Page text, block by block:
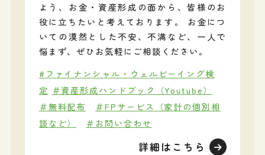
よう、お金・資産形成の面から、皆様のお
役に立ちたいと考えております。 お金につ
いての漠然とした不安、不満など、一人で
悩まず、ぜひお気軽にご相談ください。
#ファイナンシャル・ウェルビーイング検
定 ＃資産形成ハンドブック（Youtube）
＃無料配布
＃FPサービス（家計の個別相
談など）
＃お問い合わせ
詳細はこちら